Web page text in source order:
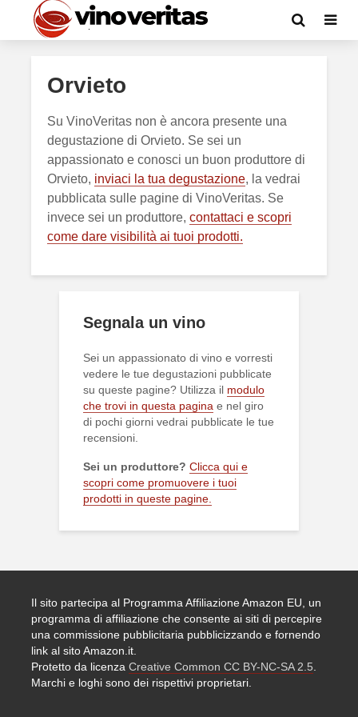
Orvieto
Su VinoVeritas non è ancora presente una
degustazione di Orvieto. Se sei un
appassionato e conosci un buon produttore di
Orvieto, inviaci la tua degustazione, la vedrai
pubblicata sulle pagine di VinoVeritas. Se
invece sei un produttore, contattaci e scopri
come dare visibilità ai tuoi prodotti.
Segnala un vino
Sei un appassionato di vino e vorresti
vedere le tue degustazioni pubblicate
su queste pagine? Utilizza il modulo
che trovi in questa pagina e nel giro
di pochi giorni vedrai pubblicate le tue
recensioni.
Sei un produttore? Clicca qui e
scopri come promuovere i tuoi
prodotti in queste pagine.
Il sito partecipa al Programma Affiliazione Amazon EU, un
programma di affiliazione che consente ai siti di percepire
una commissione pubblicitaria pubblicizzando e fornendo
link al sito Amazon.it.
Protetto da licenza Creative Common CC BY-NC-SA 2.5
Marchi e loghi sono dei rispettivi proprietari.